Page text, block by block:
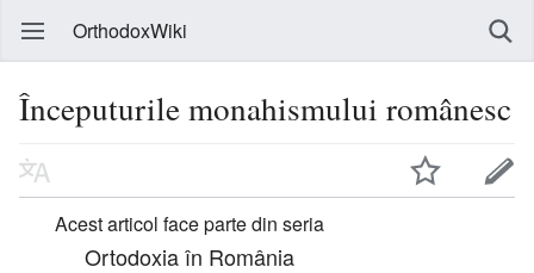
OrthodoxWiki
Începuturile monahismului românesc
Acest articol face parte din seria
Ortodoxia în România